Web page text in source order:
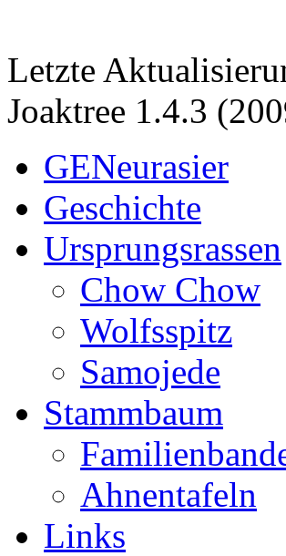
Letzte
Joaktree 1.4.3
GENeurasier
Geschichte
Ursprungsrassen
Chow Chow
Wolfsspitz
Samojede
Stammbaum
Ahnentafeln
Links